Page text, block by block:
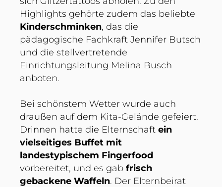
Highlights gehörte zudem das beliebte
Kinderschminken, das die
pädagogische Fachkraft Jennifer Butsch
und die stellvertretende
Einrichtungsleitung Melina Busch
anboten.
Bei schönstem Wetter wurde auch
draußen auf dem Kita-Gelände gefeiert.
Drinnen hatte die Elternschaft ein
vielseitiges Buffet mit
landestypischem Fingerfood
vorbereitet, und es gab frisch
gebackene Waffeln. Der Elternbeirat